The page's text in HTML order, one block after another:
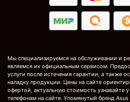
Мы специализируемся на обслуживании и
являемся их официальным сервисом.
услуги после истечения гарантии, а также
наладку продукции. Цены на сайте
офертой, актуальную стоимость узнавайте
телефонам на сайте. Упомянутый бренд